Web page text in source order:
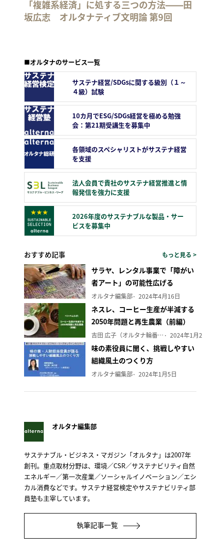
「複雑系経済」に処する三つの方法――田
坂広志 オルタナティブ文明論 第9回
■オルタナのサービス一覧
サステナ経営/SDGsに関する級別（１～
４級）試験
10カ月でESG/SDGs経営を極める勉強
会：第21期受講生を募集中
各領域のスペシャリストがサステナ経営
を支援
法人会員で貴社のサステナ経営推進と情
報発信を強力に支援
2026年度のサステナブルな製品・サー
ビスを募集中
おすすめ記事 もっと見る >
サラヤ、レンタル事業で「障がい
者アート」の可能性広げる
オルタナ編集部 2024年4月16日
ネスレ、コーヒー生産が半減する
2050年問題と再生農業（前編）
吉田 広子（オルタナ輪番編集長） 2024年1月29日
味の素役員に聞く、挑戦しやすい
組織風土のつくり方
オルタナ編集部 2024年1月5日
オルタナ編集部
サステナブル・ビジネス・マガジン「オルタナ」は2007年
創刊。重点取材分野は、環境／CSR／サステナビリティ自然
エネルギー／第一次産業／ソーシャルイノベーション／エシ
カル消費などです。サステナ経営検定やサステナビリティ部
員塾も主宰しています。
執筆記事一覧